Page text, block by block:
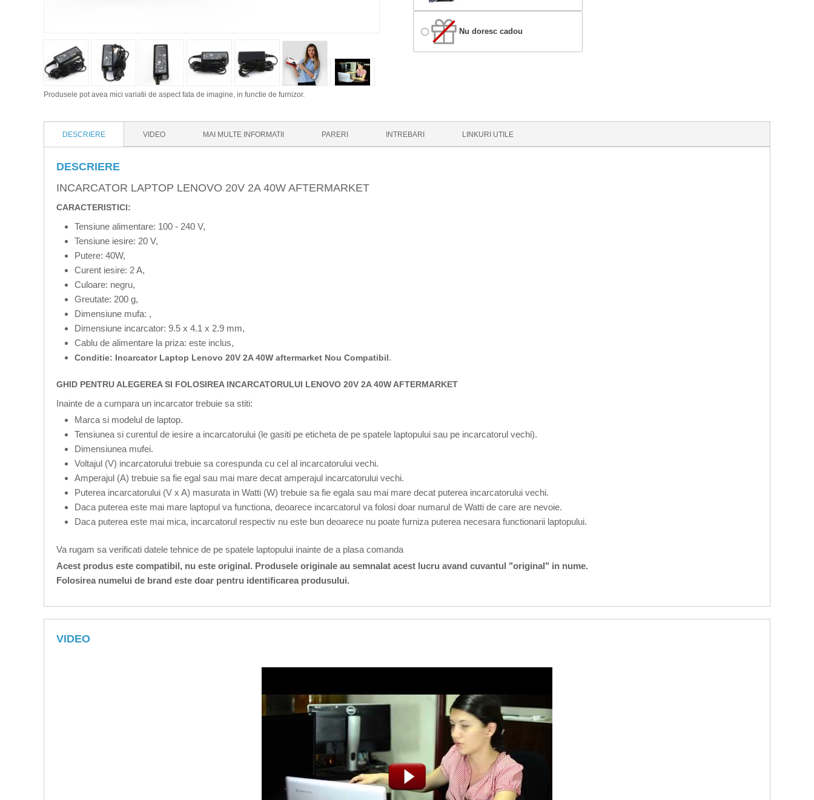
Produsele pot avea mici variatii de aspect fata de imagine, in functie de furnizor.
Nu doresc cadou
DESCRIERE VIDEO MAI MULTE INFORMATII PARERI INTREBARI LINKURI UTILE
DESCRIERE
INCARCATOR LAPTOP LENOVO 20V 2A 40W AFTERMARKET
CARACTERISTICI:
Tensiune alimentare: 100 - 240 V,
Tensiune iesire: 20 V,
Putere: 40W,
Curent iesire: 2 A,
Culoare: negru,
Greutate: 200 g,
Dimensiune mufa: ,
Dimensiune incarcator: 9.5 x 4.1 x 2.9 mm,
Cablu de alimentare la priza: este inclus,
Conditie: Incarcator Laptop Lenovo 20V 2A 40W aftermarket Nou Compatibil.
GHID PENTRU ALEGEREA SI FOLOSIREA INCARCATORULUI LENOVO 20V 2A 40W AFTERMARKET
Inainte de a cumpara un incarcator trebuie sa stiti:
Marca si modelul de laptop.
Tensiunea si curentul de iesire a incarcatorului (le gasiti pe eticheta de pe spatele laptopului sau pe incarcatorul vechi).
Dimensiunea mufei.
Voltajul (V) incarcatorului trebuie sa corespunda cu cel al incarcatorului vechi.
Amperajul (A) trebuie sa fie egal sau mai mare decat amperajul incarcatorului vechi.
Puterea incarcatorului (V x A) masurata in Watti (W) trebuie sa fie egala sau mai mare decat puterea incarcatorului vechi.
Daca puterea este mai mare laptopul va functiona, deoarece incarcatorul va folosi doar numarul de Watti de care are nevoie.
Daca puterea este mai mica, incarcatorul respectiv nu este bun deoarece nu poate furniza puterea necesara functionarii laptopului.
Va rugam sa verificati datele tehnice de pe spatele laptopului inainte de a plasa comanda
Acest produs este compatibil, nu este original. Produsele originale au semnalat acest lucru avand cuvantul "original" in nume.
Folosirea numelui de brand este doar pentru identificarea produsului.
VIDEO